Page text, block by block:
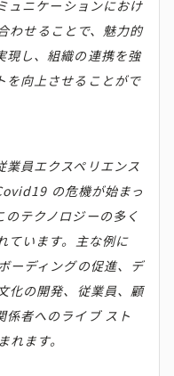
ュニケーションにおけ
わせることで、魅力的
現し、組織の連携を強
を向上させることがで
業員エクスペリエンス
の危機が始まっ
テクノロジーの多く
ています。主な例に
ーディングの促進、デ
化の開発、従業員、顧
係者へのライブ スト
れます。